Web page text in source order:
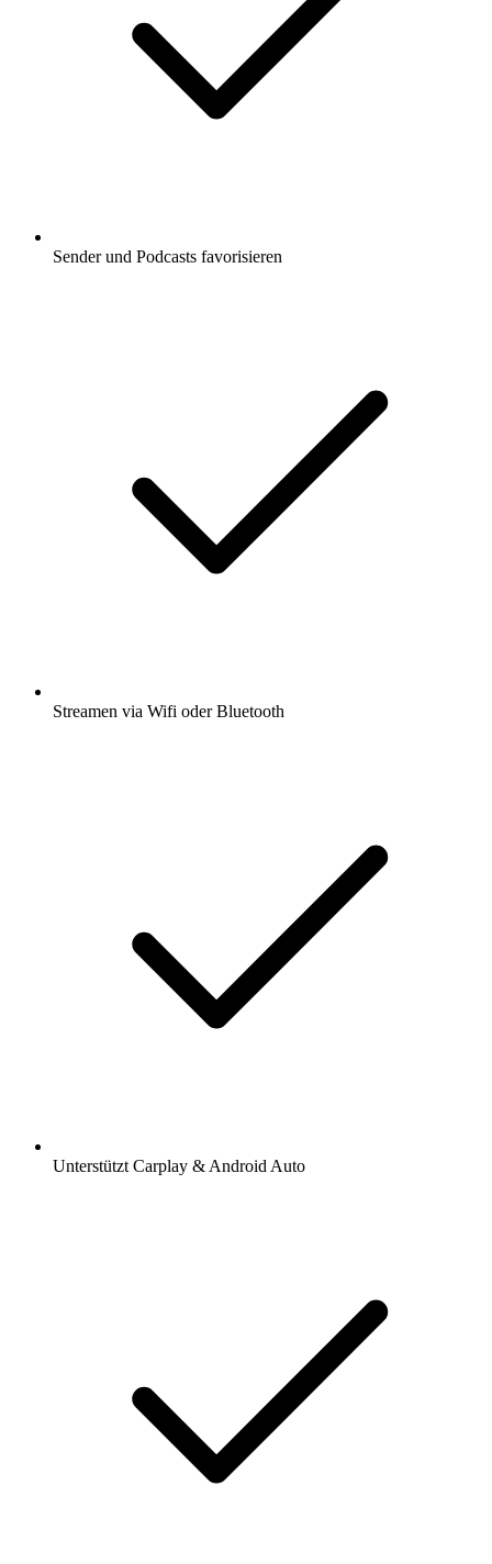
Sender und Podcasts favorisieren
Streamen via Wifi oder Bluetooth
Unterstützt Carplay & Android Auto